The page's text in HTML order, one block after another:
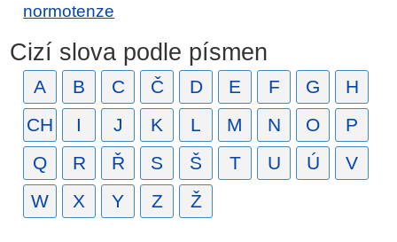
normotenze
Cizí slova podle písmen
A B C Č D E F G
H
CH
I J K L M N O
P
Q
R Ř S Š T U Ú
V
W
X Y Z Ž